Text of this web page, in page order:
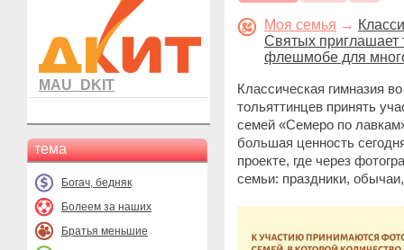
MAU_DKIT
тема
Богач, бедняк
Болеем за наших
Братья меньшие
Моя семья →
Святых приглашает
флешмобе для
Классическая гимназия
тольяттинцев принять
семей «Семеро по
большая ценность
проекте, где через
семьи: праздники,